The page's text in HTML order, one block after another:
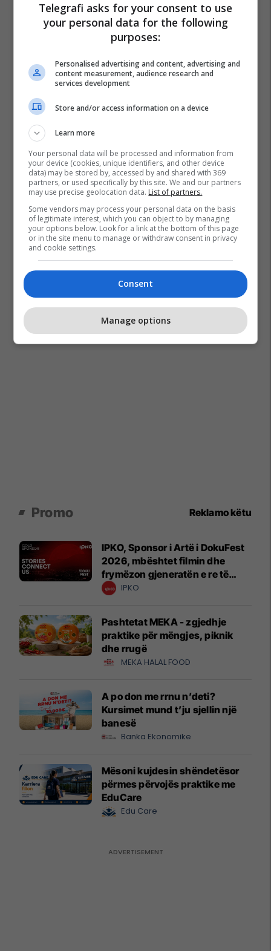
Pr Artikuj Padel Zone Prishtina
Promo Reklamo këtu
IPKO, Sponsor i Artë i DokuFest
2026, mbështet filmin dhe
frymëzon gjeneratën e re të
krijuesve
IPKO
Pashtetat MEKA - zgjedhje
praktike për mëngjes, piknik
dhe rrugë
MEKA HALAL FOOD
A po don me rrnu n’deti?
Kursimet mund t’ju sjellin një
banesë
Banka Ekonomike
Mësoni kujdesin shëndetësor
përmes përvojës praktike me
EduCare
Edu Care
Telegrafi asks for your consent to use
your personal data for the following
purposes:
Personalised advertising and content, advertising and
content measurement, audience research and
services development
Store and/or access information on a device
Learn more
Your personal data will be processed and information from
your device (cookies, unique identifiers, and other device
data) may be stored by, accessed by and shared with 369
partners, or used specifically by this site. We and our partners
may use precise geolocation data. List of partners.
Some vendors may process your personal data on the basis
of legitimate interest, which you can object to by managing
your options below. Look for a link at the bottom of this page
or in the site menu to manage or withdraw consent in privacy
and cookie settings.
Consent
Manage options